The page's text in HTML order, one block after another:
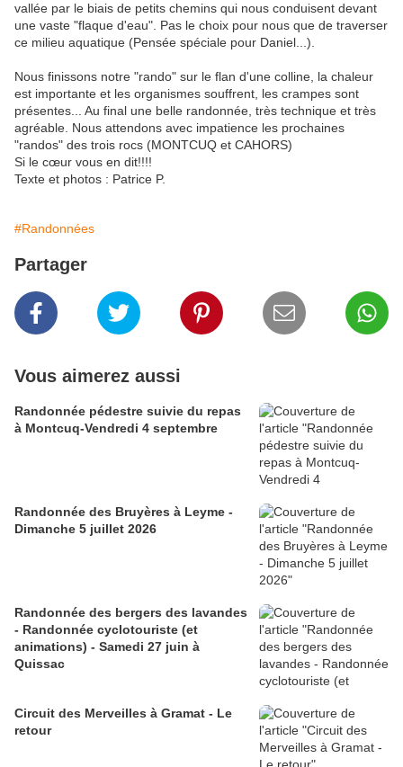
vallée par le biais de petits chemins qui nous conduisent devant
une vaste "flaque d'eau". Pas le choix pour nous que de traverser
ce milieu aquatique (Pensée spéciale pour Daniel...).
Nous finissons notre "rando" sur le flan d'une colline, la chaleur
est importante et les organismes souffrent, les crampes sont
présentes... Au final une belle randonnée, très technique et très
agréable. Nous attendons avec impatience les prochaines
"randos" des trois rocs (MONTCUQ et CAHORS)
Si le cœur vous en dit!!!!
Texte et photos : Patrice P.
#Randonnées
Partager
Vous aimerez aussi
Randonnée pédestre suivie du repas
à Montcuq-Vendredi 4 septembre
Randonnée des Bruyères à Leyme -
Dimanche 5 juillet 2026
Randonnée des bergers des lavandes
- Randonnée cyclotouriste (et
animations) - Samedi 27 juin à
Quissac
Circuit des Merveilles à Gramat - Le
retour